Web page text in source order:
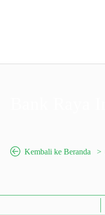
Kembali ke Beranda